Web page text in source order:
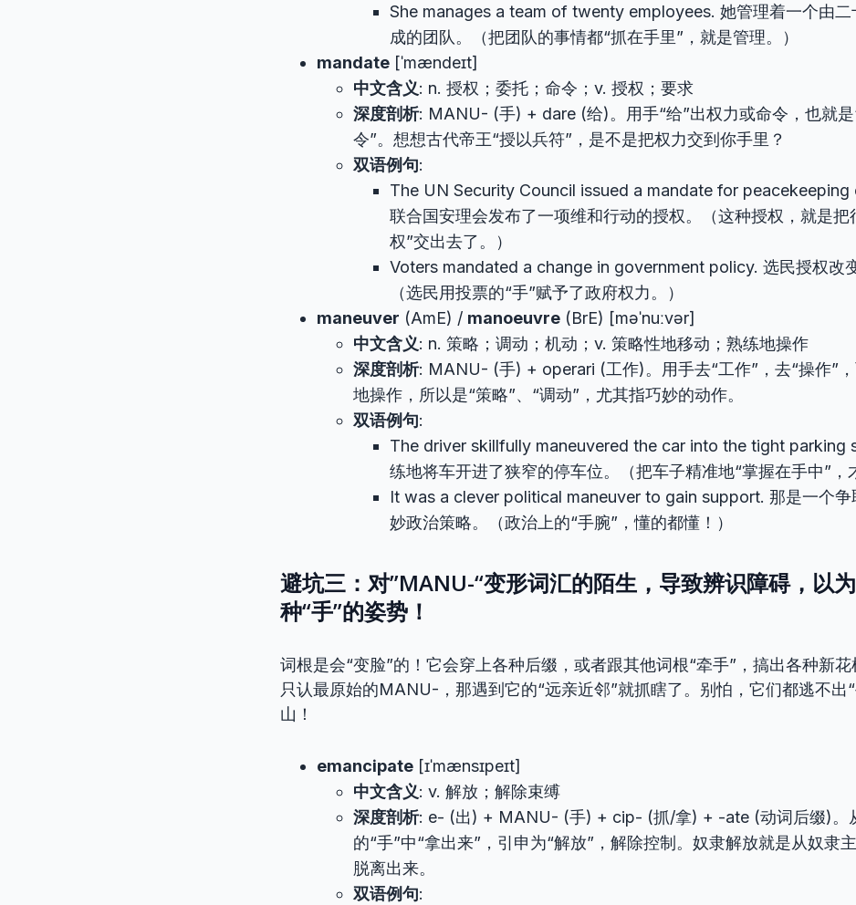
She manages a team of twenty employees. 她管理着一个由二
成的团队。（把团队的事情都“抓在手里”，就是管理。）
mandate [ˈmændeɪt]
中文含义: n. 授权；委托；命令；v. 授权；要求
深度剖析: MANU- (手) + dare (给)。用手“给”出权力或命令，也就是
令”。想想古代帝王“授以兵符”，是不是把权力交到你手里？
双语例句:
The UN Security Council issued a mandate for peacekeeping
联合国安理会发布了一项维和行动的授权。（这种授权，就是把
权”交出去了。）
Voters mandated a change in government policy. 选民授权改
（选民用投票的“手”赋予了政府权力。）
maneuver (AmE) / manoeuvre (BrE) [məˈnuːvər]
中文含义: n. 策略；调动；机动；v. 策略性地移动；熟练地操作
深度剖析: MANU- (手) + operari (工作)。用手去“工作”，去“操作”
地操作，所以是“策略”、“调动”，尤其指巧妙的动作。
双语例句:
The driver skillfully maneuvered the car into the tight parking
练地将车开进了狭窄的停车位。（把车子精准地“掌握在手中”，
It was a clever political maneuver to gain support. 那是一个争
妙政治策略。（政治上的“手腕”，懂的都懂！）
避坑三：对”MANU-“变形词汇的陌生，导致辨识障碍，以
种“手”的姿势！
词根是会“变脸”的！它会穿上各种后缀，或者跟其他词根“牵手”，搞出各种新
只认最原始的MANU-，那遇到它的“远亲近邻”就抓瞎了。别怕，它们都逃不出
山！
emancipate [ɪˈmænsɪpeɪt]
中文含义: v. 解放；解除束缚
深度剖析: e- (出) + MANU- (手) + cip- (抓/拿) + -ate (动词后缀)。
的“手”中“拿出来”，引申为“解放”，解除控制。奴隶解放就是从奴隶
脱离出来。
双语例句: